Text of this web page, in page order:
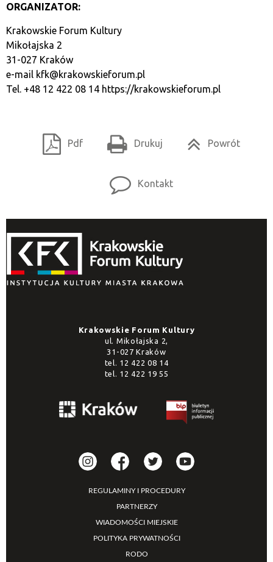
ORGANIZATOR:
Krakowskie Forum Kultury
Mikołajska 2
31-027 Kraków
e-mail kfk@krakowskieforum.pl
Tel. +48 12 422 08 14 https://krakowskieforum.pl
Pdf Drukuj Powrót
Kontakt
Krakowskie Forum Kultury
ul. Mikołajska 2,
31-027 Kraków
tel. 12 422 08 14
tel. 12 422 19 55
REGULAMINY I PROCEDURY
PARTNERZY
WIADOMOŚCI MIEJSKIE
POLITYKA PRYWATNOŚCI
RODO